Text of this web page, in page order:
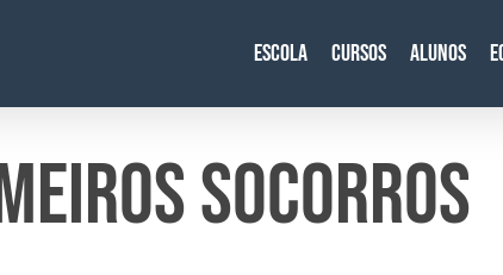
Escola Cursos Alunos
SOCORROS